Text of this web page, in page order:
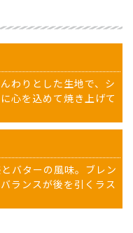
わりとした生地で、シ
心を込めて焼き上げて
バターの風味。ブレン
ランスが後を引くラス